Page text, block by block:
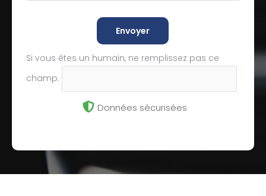
Envoyer
Si vous êtes un humain, ne remplissez pas ce
champ.
Données sécurisées